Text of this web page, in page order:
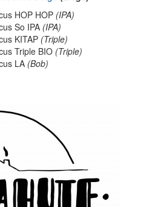
HOP HOP (IPA)
So IPA (IPA)
KITAP (Triple)
Triple BIO (Triple)
LA (Bob)